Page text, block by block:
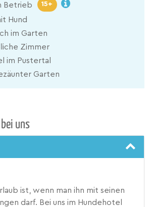
Betrieb 15+
Hund
im Garten
Zimmer
im Pustertal
Garten
uns
ist, wenn man ihn mit seinen
darf. Bei uns im Hundehotel